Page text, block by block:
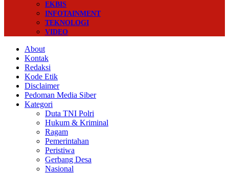
EKBIS
INFOTAINMENT
TEKNOLOGI
VIDEO
About
Kontak
Redaksi
Kode Etik
Disclaimer
Pedoman Media Siber
Kategori
Duta TNI Polri
Hukum & Kriminal
Ragam
Pemerintahan
Peristiwa
Gerbang Desa
Nasional